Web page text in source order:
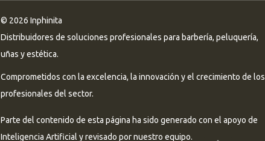
© 2026 Inphinita
Distribuidores de soluciones profesionales para barbería, peluquería,
uñas y estética.
Comprometidos con la excelencia, la innovación y el crecimiento de los
profesionales del sector.
Parte del contenido de esta página ha sido generado con el apoyo de
Inteligencia Artificial y revisado por nuestro equipo.